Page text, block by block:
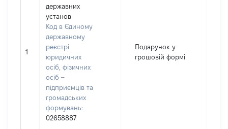
1
державних
установ
Код в Єдиному
державному
реєстрі
юридичних
осіб, фізичних
осіб –
підприємців та
громадських
формувань:
02658887
Подарунок у
грошовій формі